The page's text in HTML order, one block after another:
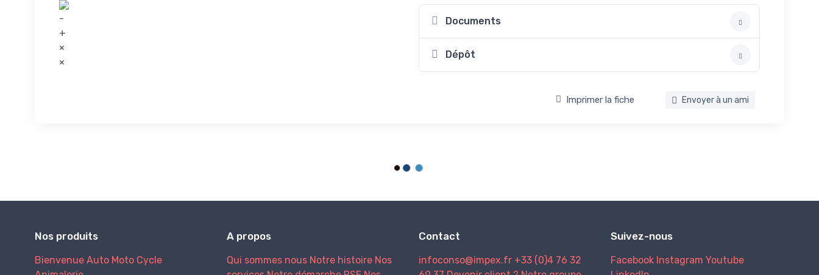
-
+
×
×
Documents
Dépôt
Imprimer la fiche Envoyer à un ami
Nos produits
Bienvenue Auto Moto Cycle
A propos
Qui sommes nous Notre histoire Nos
Contact
infoconso@impex.fr +33 (0)4 76 32
Suivez-nous
Facebook Instagram Youtube